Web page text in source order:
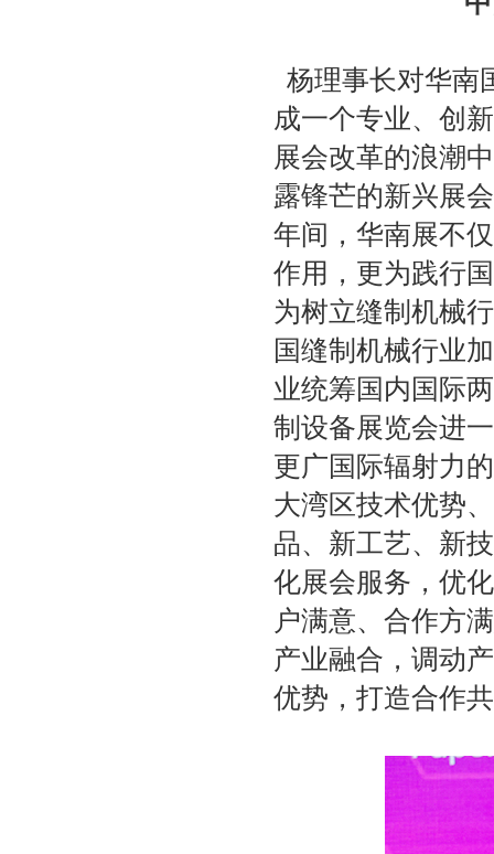
杨理事长对华南
成一个专业、创
展会改革的浪潮
露锋芒的新兴展
年间，华南展不
作用，更为践行
为树立缝制机械
国缝制机械行业
业统筹国内国际
制设备展览会进
更广国际辐射力
大湾区技术优势
品、新工艺、新
化展会服务，优
户满意、合作方
产业融合，调动
优势，打造合作